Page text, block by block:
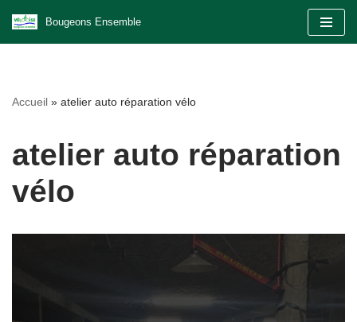
Aller
Bougeons Ensemble
Accueil » atelier auto réparation vélo
atelier auto réparation
vélo